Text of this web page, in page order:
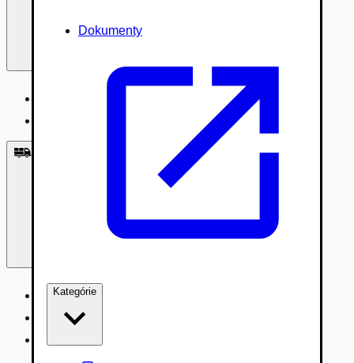
Dokumenty
Kategórie
Nákladné vozidlá 3,5 - 7,5t
Nákladné vozidlá nad 7,5t